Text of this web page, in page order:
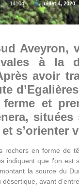
14104 juillet 4, 2020
Aveyron,
à la
avoir
et
s’orienter
rochers en forme de
indiquent que l’on
la source du
avant